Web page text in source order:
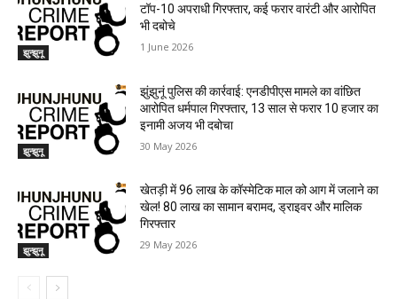
झुन्झुनू
टॉप-10 अपराधी गिरफ्तार, कई फरार वारंटी और आरोपित
भी दबोचे
1 June 2026
झुन्झुनू
झुंझुनूं पुलिस की कार्रवाई: एनडीपीएस मामले का वांछित
आरोपित धर्मपाल गिरफ्तार, 13 साल से फरार 10 हजार का
इनामी अजय भी दबोचा
30 May 2026
झुन्झुनू
खेतड़ी में 96 लाख के कॉस्मेटिक माल को आग में जलाने का
खेल! 80 लाख का सामान बरामद, ड्राइवर और मालिक
गिरफ्तार
29 May 2026